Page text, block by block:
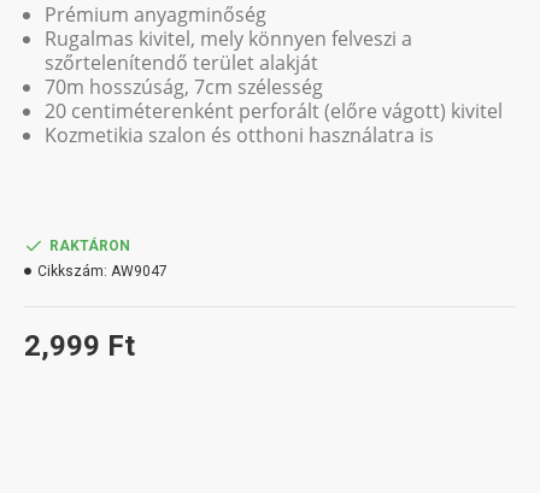
Prémium anyagminőség
Rugalmas kivitel, mely könnyen felveszi a
szőrtelenítendő terület alakját
70m hosszúság, 7cm szélesség
20 centiméterenként perforált (előre vágott) kivitel
Kozmetikia szalon és otthoni használatra is
2,999 Ft
RAKTÁRON
Cikkszám: AW9047